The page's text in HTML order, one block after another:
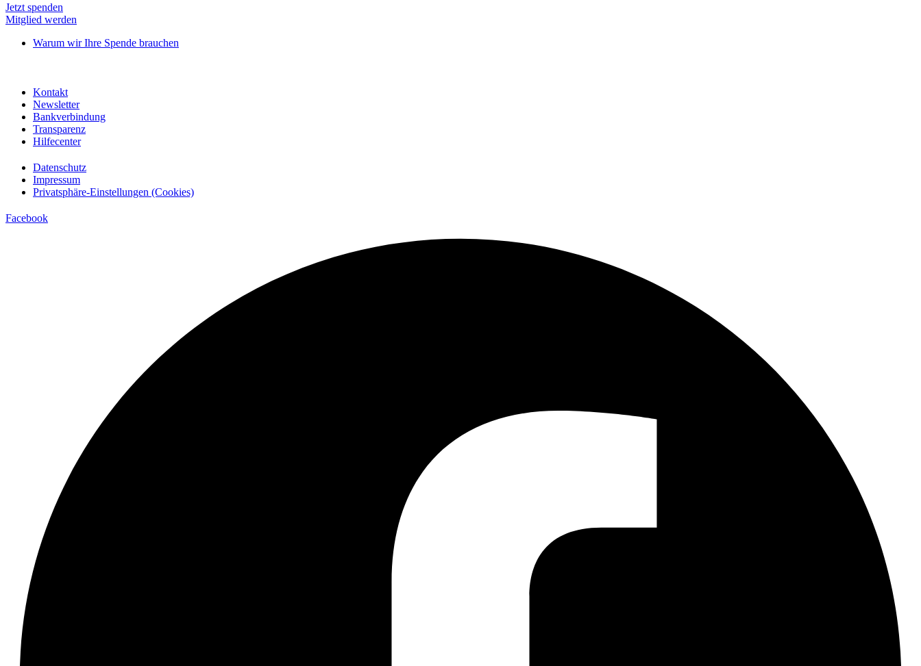
Jetzt spenden
Mitglied werden
Warum wir Ihre Spende brauchen
Kontakt
Newsletter
Bankverbindung
Transparenz
Hilfecenter
Datenschutz
Impressum
Privatsphäre-Einstellungen (Cookies)
Facebook